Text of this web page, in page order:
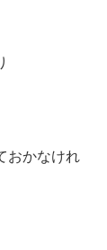
おかなけれ